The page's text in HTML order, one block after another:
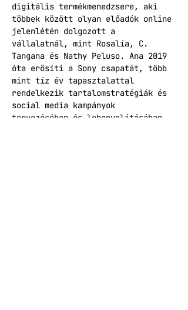
digitális termékmenedzsere, aki
többek között olyan előadók online
jelenlétén dolgozott a
vállalatnál, mint Rosalía, C.
Tangana és Nathy Peluso. Ana 2019
óta erősíti a Sony csapatát, több
mint tíz év tapasztalattal
rendelkezik tartalomstratégiák és
social media kampányok
tervezésében és lebonyolításában.